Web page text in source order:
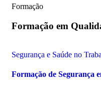
Formação
Formação em
Segurança e Saúde no
Formação de Segurança